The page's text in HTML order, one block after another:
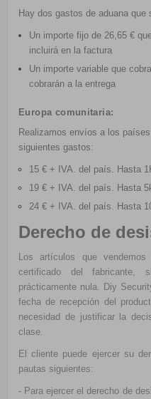
Hay dos gastos de aduana
Un importe fijo de 26,65 €
incluirá en la factura
Un importe variable que
cobrarán a la entrega
Europa comunitaria:
Realizamos envíos a los
siguientes gastos:
15 € + IVA. del país. Hasta
19 € + IVA. del país. Hasta
24 € + IVA. del país. Hasta
Derecho de
Los artículos que
certificado del fabricante,
prácticamente nula. Diy
fecha de recepción del
necesidad de justificar la
clase.
El cliente puede ejercer su
pautas siguientes:
- Para ejercer el derecho de